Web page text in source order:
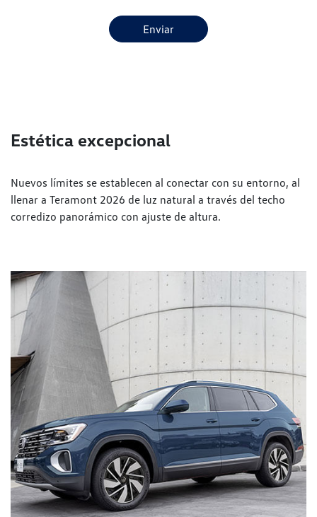
Enviar
Estética excepcional
Nuevos límites se establecen al conectar con su entorno, al
llenar a Teramont 2026 de luz natural a través del techo
corredizo panorámico con ajuste de altura.